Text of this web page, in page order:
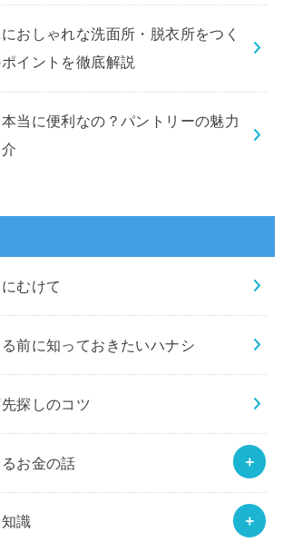
おしゃれな洗面所・脱衣所をつく
イントを徹底解説
当に便利なの？パントリーの魅力
むけて
前に知っておきたいハナシ
探しのコツ
お金の話
識